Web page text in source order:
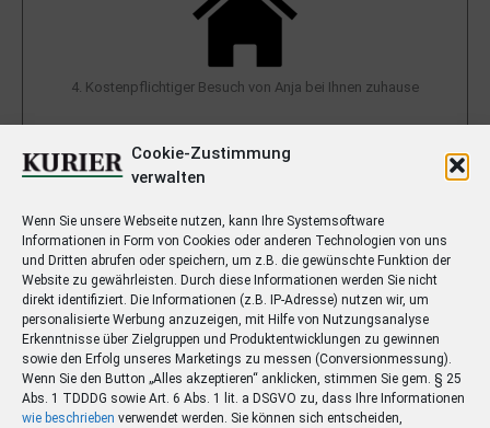
Cookie-Zustimmung
verwalten
Wenn Sie unsere Webseite nutzen, kann Ihre Systemsoftware
Informationen in Form von Cookies oder anderen Technologien von uns
und Dritten abrufen oder speichern, um z.B. die gewünschte Funktion der
Website zu gewährleisten. Durch diese Informationen werden Sie nicht
direkt identifiziert. Die Informationen (z.B. IP-Adresse) nutzen wir, um
personalisierte Werbung anzuzeigen, mit Hilfe von Nutzungsanalyse
Erkenntnisse über Zielgruppen und Produktentwicklungen zu gewinnen
sowie den Erfolg unseres Marketings zu messen (Conversionmessung).
Wenn Sie den Button „Alles akzeptieren“ anklicken, stimmen Sie gem. § 25
Abs. 1 TDDDG sowie Art. 6 Abs. 1 lit. a DSGVO zu, dass Ihre Informationen
wie beschrieben verwendet werden. Sie können sich entscheiden,
4. Kostenpflichtiger Besuch von Anja bei Ihnen zuhause
5. Miet-Tablet erhalten (Samsung Galaxy Tab A9+, WLAN, 64 GB)